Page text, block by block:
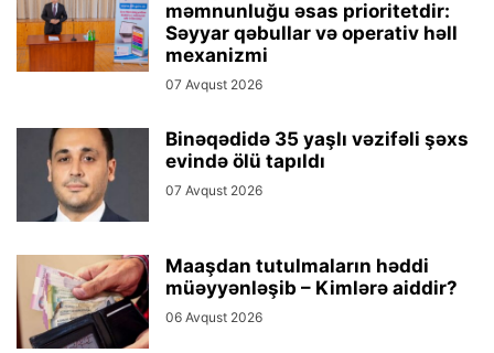
məmnunluğu əsas prioritetdir:
Səyyar qəbullar və operativ həll
mexanizmi
07 Avqust 2026
Binəqədidə 35 yaşlı vəzifəli şəxs
evində ölü tapıldı
07 Avqust 2026
Maaşdan tutulmaların həddi
müəyyənləşib – Kimlərə aiddir?
06 Avqust 2026